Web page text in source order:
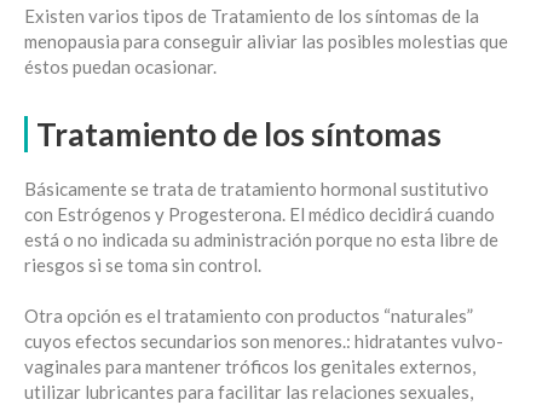
Existen varios tipos de Tratamiento de los síntomas de la
menopausia para conseguir aliviar las posibles molestias que
éstos puedan ocasionar.
Tratamiento de los síntomas
Básicamente se trata de tratamiento hormonal sustitutivo
con Estrógenos y Progesterona. El médico decidirá cuando
está o no indicada su administración porque no esta libre de
riesgos si se toma sin control.
Otra opción es el tratamiento con productos “naturales”
cuyos efectos secundarios son menores.: hidratantes vulvo-
vaginales para mantener tróficos los genitales externos,
utilizar lubricantes para facilitar las relaciones sexuales,